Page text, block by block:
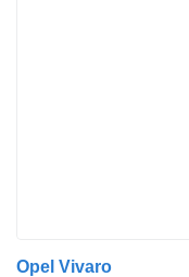
Opel Vivaro